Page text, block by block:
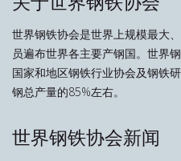
世界钢铁协会是世界上规模最大
员遍布世界各主要产钢国。世界
国家和地区钢铁行业协会及钢铁
钢总产量的85%左右。
世界钢铁协会新闻